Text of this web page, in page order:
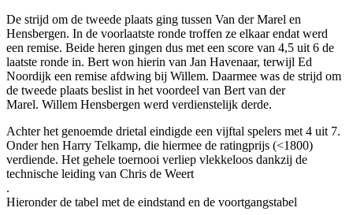
De strijd om de tweede plaats ging tussen Van der Marel en
Hensbergen. In de voorlaatste ronde troffen ze elkaar endat werd
een remise. Beide heren gingen dus met een score van 4,5 uit 6 de
laatste ronde in. Bert won hierin van Jan Havenaar, terwijl Ed
Noordijk een remise afdwing bij Willem. Daarmee was de strijd om
de tweede plaats beslist in het voordeel van Bert van der
Marel. Willem Hensbergen werd verdienstelijk derde.
Achter het genoemde drietal eindigde een vijftal spelers met 4 uit 7.
Onder hen Harry Telkamp, die hiermee de ratingprijs (<1800)
verdiende. Het gehele toernooi verliep vlekkeloos dankzij de
technische leiding van Chris de Weert
.
Hieronder de tabel met de eindstand en de voortgangstabel